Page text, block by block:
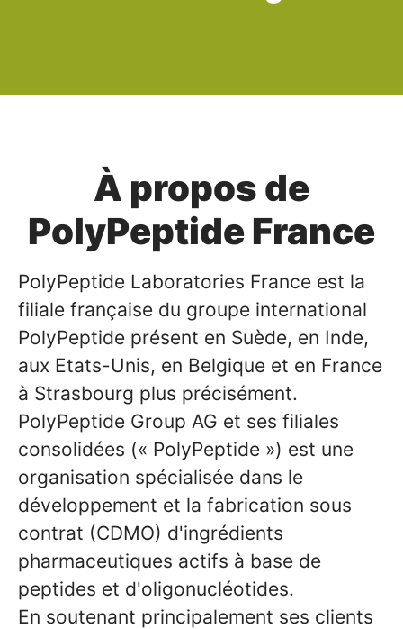
À propos de
PolyPeptide France
PolyPeptide Laboratories France est la
filiale française du groupe international
PolyPeptide présent en Suède, en Inde,
aux Etats-Unis, en Belgique et en France
à Strasbourg plus précisément.
PolyPeptide Group AG et ses filiales
consolidées (« PolyPeptide ») est une
organisation spécialisée dans le
développement et la fabrication sous
contrat (CDMO) d'ingrédients
pharmaceutiques actifs à base de
peptides et d'oligonucléotides.
En soutenant principalement ses clients